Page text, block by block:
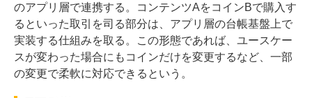
のアプリ層で連携する。コンテンツAをコインBで購入す
るといった取引を司る部分は、アプリ層の台帳基盤上で
実装する仕組みを取る。この形態であれば、ユースケー
スが変わった場合にもコインだけを変更するなど、一部
の変更で柔軟に対応できるという。